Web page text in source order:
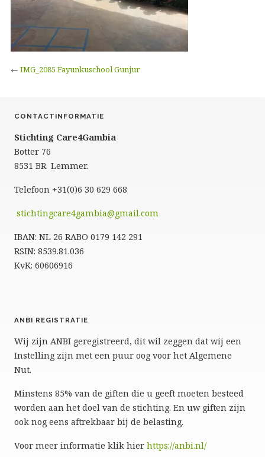
← IMG_2085 Fayunkuschool Gunjur
CONTACTINFORMATIE
Stichting Care4Gambia
Botter 76
8531 BR Lemmer.
Telefoon +31(0)6 30 629 668
stichtingcare4gambia@gmail.com
IBAN: NL 26 RABO 0179 142 291
RSIN: 8539.81.036
KvK: 60606916
ANBI REGISTRATIE
Wij zijn ANBI geregistreerd, dit wil zeggen dat wij een
Instelling zijn met een puur oog voor het Algemene
Nut.
Minstens 85% van de giften die u geeft moeten besteed
worden aan het doel van de stichting. En uw giften zijn
ook nog eens aftrekbaar bij de belasting.
Voor meer informatie klik hier https://anbi.nl/